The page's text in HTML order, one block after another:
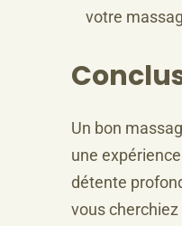
votre
Un bon
une
détente
vous